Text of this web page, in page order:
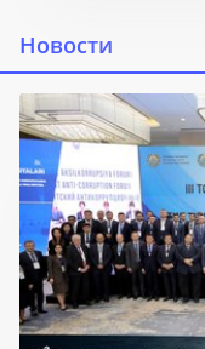
Новости